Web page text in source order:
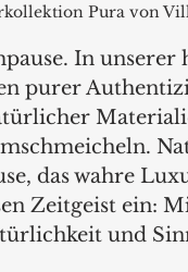
Pura von
In unserer
purer
das wahre
Zeitgeist ein:
und